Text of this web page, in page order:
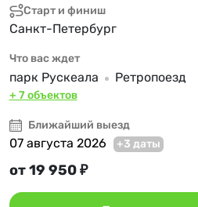
Старт и финиш
Санкт-Петербург
Что вас ждет
парк Рускеала Ретропоезд
+ 7 объектов
Ближайший выезд
07 августа 2026 +3 даты
от 19 950 ₽